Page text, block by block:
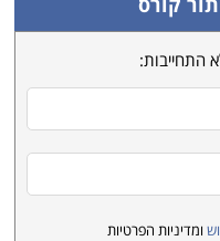
התחייבות:
ומדיניות הפרטיות